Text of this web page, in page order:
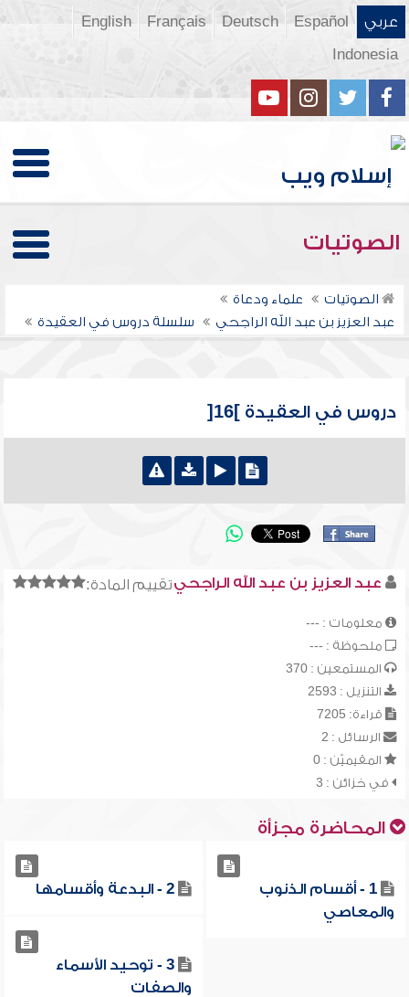
عربي Español
Deutsch
Français
English
Indonesia
الصوتيات
الصوتيات
علماء ودعاة
عبد العزيز بن عبد الله الراجحي
سلسلة دروس في العقيدة
دروس في العقيدة ]16[
تقييم المادة:عبد العزيز بن عبد الله الراجحي
معلومات : ---
ملحوظة : ---
المستمعين : 370
التنزيل : 2593
قراءة: 7205
الرسائل : 2
المقيميّن : 0
في خزائن : 3
المحاضرة مجزأة
1 - أقسام الذنوب
والمعاصي
2 - البدعة وأقسامها
3 - توحيد الأسماء
والصفات